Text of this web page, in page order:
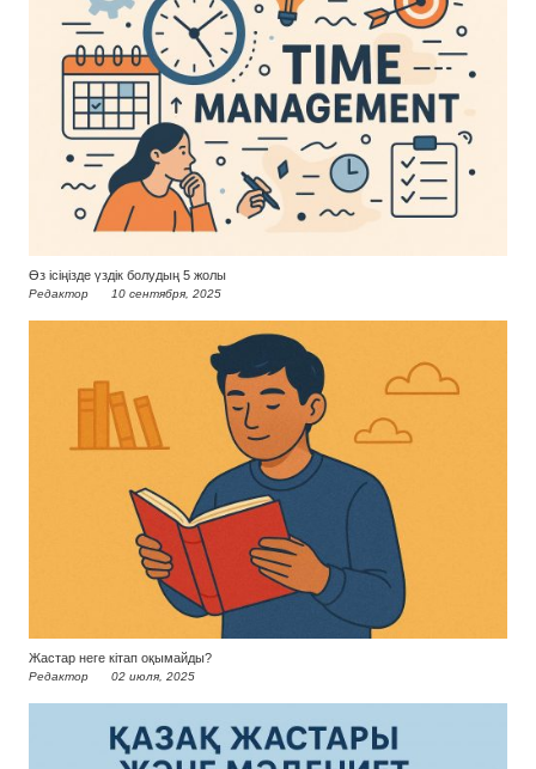
Өз ісіңізде үздік болудың 5 жолы
Редактор 10 сентября, 2025
Жастар неге кітап оқымайды?
Редактор 02 июля, 2025